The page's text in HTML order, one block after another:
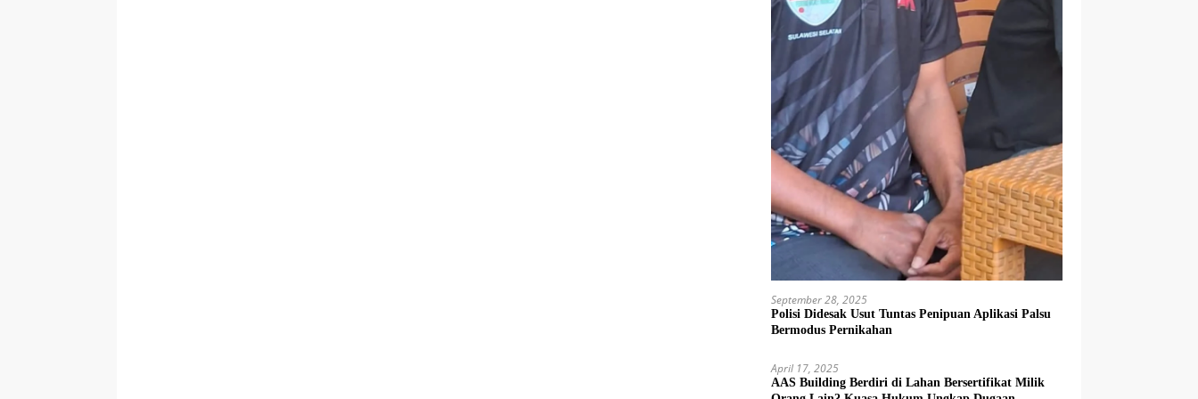
September 28, 2025
Polisi Didesak Usut Tuntas Penipuan Aplikasi Palsu
Bermodus Pernikahan
April 17, 2025
AAS Building Berdiri di Lahan Bersertifikat Milik